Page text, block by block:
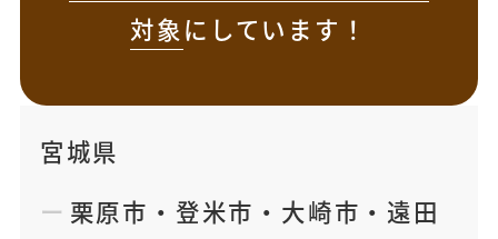
対象にしています！
宮城県
栗原市 ・ 登米市 ・ 大崎市 ・ 遠田